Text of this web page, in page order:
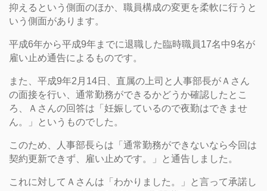
抑えるという側面のほか、職員構成の変更を柔軟に行うと
いう側面があります。
平成6年から平成9年までに退職した臨時職員17名中9名が
雇い止め通告によるものです。
また、平成9年2月14日、直属の上司と人事部長がＡさん
の面接を行い、通常勤務ができるかどうか確認したとこ
ろ、Ａさんの回答は「妊娠しているので夜勤はできませ
ん。」というものでした。
このため、人事部長らは「通常勤務ができないなら今回は
契約更新できず、雇い止めです。」と通告しました。
これに対してＡさんは「わかりました。」と言って承諾し